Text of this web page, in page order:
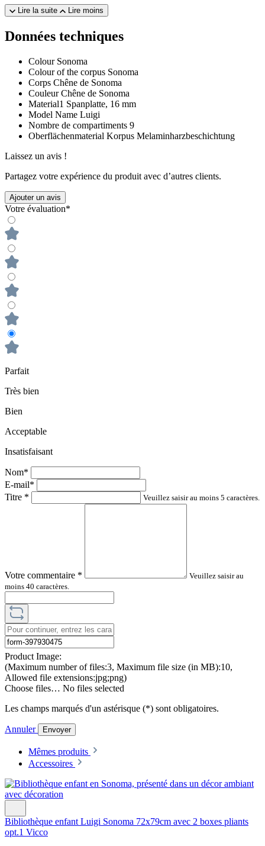
Lire la suite Lire moins
Données techniques
Colour Sonoma
Colour of the corpus Sonoma
Corps Chêne de Sonoma
Couleur Chêne de Sonoma
Material1 Spanplatte, 16 mm
Model Name Luigi
Nombre de compartiments 9
Oberflächenmaterial Korpus Melaminharzbeschichtung
Laissez un avis !
Partagez votre expérience du produit avec d’autres clients.
Ajouter un avis
Votre évaluation*
Parfait
Très bien
Bien
Acceptable
Insatisfaisant
Nom*
E-mail*
Titre * Veuillez saisir au moins 5 caractères.
Votre commentaire *
Veuillez saisir au
moins 40 caractères.
Product Image:
(Maximum number of files:3, Maximum file size (in MB):10,
Allowed file extensions:jpg;png)
Choose files… No files selected
Les champs marqués d'un astérisque (*) sont obligatoires.
Annuler Envoyer
Mêmes produits
Accessoires
Bibliothèque enfant Luigi Sonoma 72x79cm avec 2 boxes pliants
opt.1 Vicco